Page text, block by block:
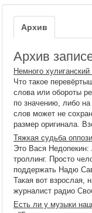
Архив
Архив
Немного
Что такое
слова или обороты
по значению, либо
слов может не
размер оригинала.
Тяжкая судьба
Это Вася Недопекин:
троллинг. Просто
поддержать Надю
Такая вот взрослая,
журналист радио
Есть ли у музыки